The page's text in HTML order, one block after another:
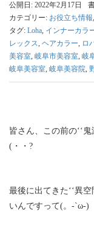
公開日: 2022年2月17日
カテゴリー: お役立ち情報,
タグ: Loha, インナーカラ
レックス, ヘアカラー, ロ
美容室, 岐阜市美容室, 岐
岐阜美容室, 岐阜美容院,
皆さん、この前の‘‘
(・・?
最後に出てきた‘‘異
いんですって(。-`ω-)